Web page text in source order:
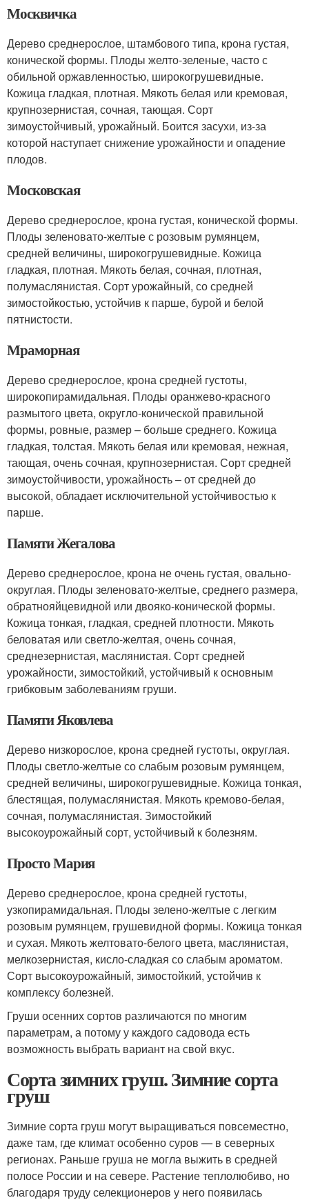
Москвичка
Дерево среднерослое, штамбового типа, крона густая,
конической формы. Плоды желто-зеленые, часто с
обильной оржавленностью, широкогрушевидные.
Кожица гладкая, плотная. Мякоть белая или кремовая,
крупнозернистая, сочная, тающая. Сорт
зимоустойчивый, урожайный. Боится засухи, из-за
которой наступает снижение урожайности и опадение
плодов.
Московская
Дерево среднерослое, крона густая, конической формы.
Плоды зеленовато-желтые с розовым румянцем,
средней величины, широкогрушевидные. Кожица
гладкая, плотная. Мякоть белая, сочная, плотная,
полумаслянистая. Сорт урожайный, со средней
зимостойкостью, устойчив к парше, бурой и белой
пятнистости.
Мраморная
Дерево среднерослое, крона средней густоты,
широкопирамидальная. Плоды оранжево-красного
размытого цвета, округло-конической правильной
формы, ровные, размер – больше среднего. Кожица
гладкая, толстая. Мякоть белая или кремовая, нежная,
тающая, очень сочная, крупнозернистая. Сорт средней
зимоустойчивости, урожайность – от средней до
высокой, обладает исключительной устойчивостью к
парше.
Памяти Жегалова
Дерево среднерослое, крона не очень густая, овально-
округлая. Плоды зеленовато-желтые, среднего размера,
обратнояйцевидной или двояко-конической формы.
Кожица тонкая, гладкая, средней плотности. Мякоть
беловатая или светло-желтая, очень сочная,
среднезернистая, маслянистая. Сорт средней
урожайности, зимостойкий, устойчивый к основным
грибковым заболеваниям груши.
Памяти Яковлева
Дерево низкорослое, крона средней густоты, округлая.
Плоды светло-желтые со слабым розовым румянцем,
средней величины, широкогрушевидные. Кожица тонкая,
блестящая, полумаслянистая. Мякоть кремово-белая,
сочная, полумаслянистая. Зимостойкий
высокоурожайный сорт, устойчивый к болезням.
Просто Мария
Дерево среднерослое, крона средней густоты,
узкопирамидальная. Плоды зелено-желтые с легким
розовым румянцем, грушевидной формы. Кожица тонкая
и сухая. Мякоть желтовато-белого цвета, маслянистая,
мелкозернистая, кисло-сладкая со слабым ароматом.
Сорт высокоурожайный, зимостойкий, устойчив к
комплексу болезней.
Груши осенних сортов различаются по многим
параметрам, а потому у каждого садовода есть
возможность выбрать вариант на свой вкус.
Сорта зимних груш. Зимние сорта
груш
Зимние сорта груш могут выращиваться повсеместно,
даже там, где климат особенно суров — в северных
регионах. Раньше груша не могла выжить в средней
полосе России и на севере. Растение теплолюбиво, но
благодаря труду селекционеров у него появилась